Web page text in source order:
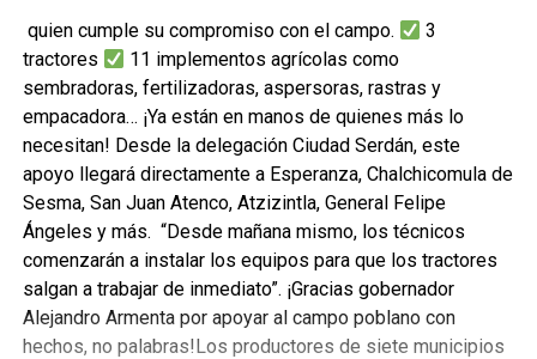
quien cumple su compromiso con el campo.
3
tractores
11 implementos agrícolas como
sembradoras, fertilizadoras, aspersoras, rastras y
empacadora… ¡Ya están en manos de quienes más lo
necesitan! Desde la delegación Ciudad Serdán, este
apoyo llegará directamente a Esperanza, Chalchicomula de
Sesma, San Juan Atenco, Atzizintla, General Felipe
Ángeles y más. ‍ “Desde mañana mismo, los técnicos
comenzarán a instalar los equipos para que los tractores
salgan a trabajar de inmediato”. ¡Gracias gobernador
Alejandro Armenta por apoyar al campo poblano con
hechos, no palabras!Los productores de siete municipios